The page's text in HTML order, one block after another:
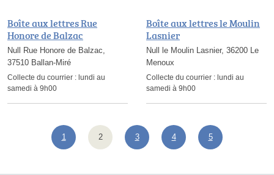
Boîte aux lettres Rue
Honore de Balzac
Null Rue Honore de Balzac,
37510 Ballan-Miré
Collecte du courrier : lundi au
samedi à 9h00
Boîte aux lettres le Moulin
Lasnier
Null le Moulin Lasnier, 36200 Le
Menoux
Collecte du courrier : lundi au
samedi à 9h00
1 2 3 4 5